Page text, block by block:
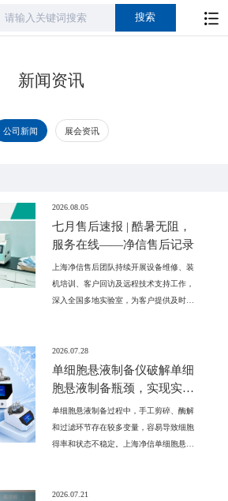
新闻资讯
公司新闻 展会资讯
2026.08.05
七月售后速报 | 酷暑无阻，
服务在线——净信售后记录
上海净信售后团队持续开展设备维修、装
机培训、客户回访及远程技术支持工作，
深入全国多地实验室，为客户提供及时、
展。
2026.07.28
单细胞悬液制备仪破解单细
胞悬液制备瓶颈，实现实验
可重复性
单细胞悬液制备过程中，手工剪碎、酶解
和过滤环节存在较多变量，容易导致细胞
得率和状态不稳定。上海净信单细胞悬液
人为实验误差，提高组织解离一致性，为
2026.07.21